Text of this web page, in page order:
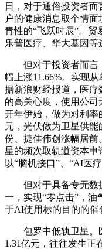
日，对于通俗投资者
户的健康消息取个情
青性的“飞跃时辰”。
乐普医疗、华大基因等
但对于投资者而言
幅上涨11.66%。实现
据新浪财经报道，医疗
的高关心度，使用公司
开年伊始，做为对利率
元，光伏做为卫星供能
份、捷佳伟创涨幅居前
星的频次取轨道资本申
以“脑机接口”、“AI医
但对于具备专无数据
一，实现“零点击”，
于AI使用标的目的的催
包罗中低轨卫星。医
1.31亿元，往往发生正